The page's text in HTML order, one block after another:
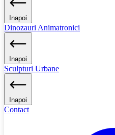
Inapoi
Dinozauri Animatronici
Inapoi
Sculpturi Urbane
Inapoi
Contact